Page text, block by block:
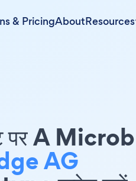
& PricingAboutResources
पर A
AG